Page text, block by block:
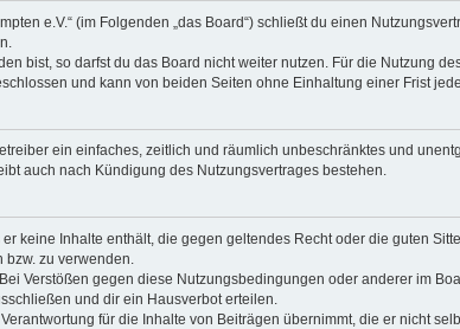
e.V.“ (im Folgenden „das Board“) schließt du einen
bist, so darfst du das Board nicht weiter nutzen. Für die Nutzung
und kann von beiden Seiten ohne Einhaltung einer Frist
ein einfaches, zeitlich und räumlich unbeschränktes und
auch nach Kündigung des Nutzungsvertrages bestehen.
keine Inhalte enthält, die gegen geltendes Recht oder die guten
zu verwenden.
Verstößen gegen diese Nutzungsbedingungen oder anderer im
und dir ein Hausverbot erteilen.
für die Inhalte von Beiträgen übernimmt, die er nicht